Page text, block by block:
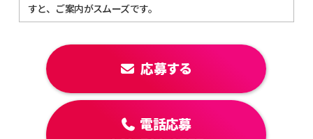
すと、ご案内がスムーズです。
応募する
電話応募